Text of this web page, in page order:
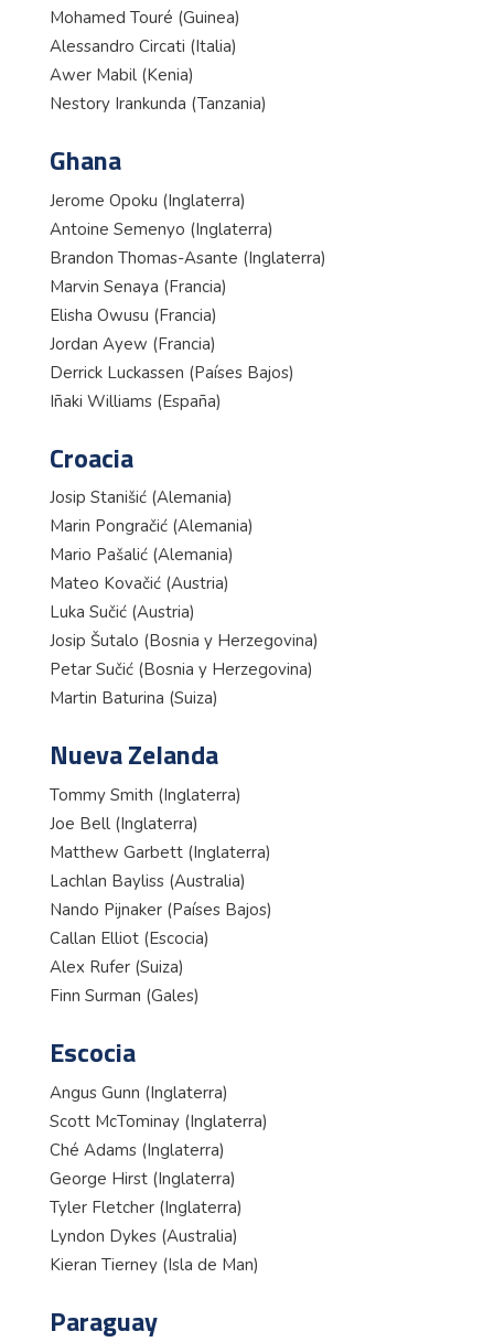
Mohamed Touré (Guinea)
Alessandro Circati (Italia)
Awer Mabil (Kenia)
Nestory Irankunda (Tanzania)
Ghana
Jerome Opoku (Inglaterra)
Antoine Semenyo (Inglaterra)
Brandon Thomas-Asante (Inglaterra)
Marvin Senaya (Francia)
Elisha Owusu (Francia)
Jordan Ayew (Francia)
Derrick Luckassen (Países Bajos)
Iñaki Williams (España)
Croacia
Josip Stanišić (Alemania)
Marin Pongračić (Alemania)
Mario Pašalić (Alemania)
Mateo Kovačić (Austria)
Luka Sučić (Austria)
Josip Šutalo (Bosnia y Herzegovina)
Petar Sučić (Bosnia y Herzegovina)
Martin Baturina (Suiza)
Nueva Zelanda
Tommy Smith (Inglaterra)
Joe Bell (Inglaterra)
Matthew Garbett (Inglaterra)
Lachlan Bayliss (Australia)
Nando Pijnaker (Países Bajos)
Callan Elliot (Escocia)
Alex Rufer (Suiza)
Finn Surman (Gales)
Escocia
Angus Gunn (Inglaterra)
Scott McTominay (Inglaterra)
Ché Adams (Inglaterra)
George Hirst (Inglaterra)
Tyler Fletcher (Inglaterra)
Lyndon Dykes (Australia)
Kieran Tierney (Isla de Man)
Paraguay